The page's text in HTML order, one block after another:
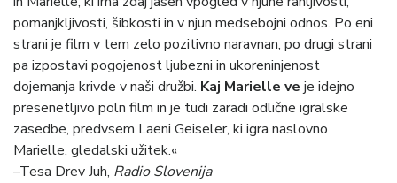
pomanjkljivosti, šibkosti in v njun medsebojni odnos. Po eni
strani je film v tem zelo pozitivno naravnan, po drugi strani
pa izpostavi pogojenost ljubezni in ukoreninjenost
dojemanja krivde v naši družbi. Kaj Marielle ve je idejno
presenetljivo poln film in je tudi zaradi odlične igralske
zasedbe, predvsem Laeni Geiseler, ki igra naslovno
Marielle, gledalski užitek.«
–Tesa Drev Juh, Radio Slovenija